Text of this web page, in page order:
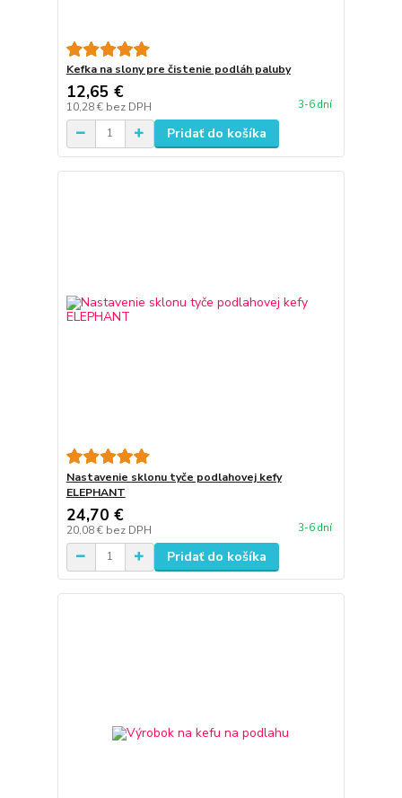
Kefka na slony pre čistenie podláh paluby
12,65 €
10,28 € bez DPH 3-6 dní
Pridať do košíka
Nastavenie sklonu tyče podlahovej kefy
ELEPHANT
24,70 €
20,08 € bez DPH 3-6 dní
Pridať do košíka